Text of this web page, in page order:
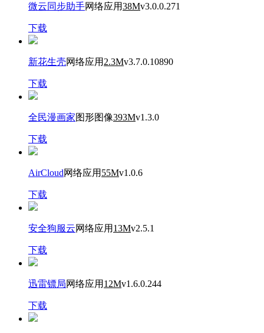
微云同步助手网络应用38Mv3.0.0.271
下载
新花生壳网络应用 2.3Mv3.7.0.10890
下载
全民漫画家图形图像393Mv1.3.0
下载
AirCloud网络应用 55Mv1.0.6
下载
安全狗服云网络应用 13Mv2.5.1
下载
迅雷镖局网络应用 12Mv1.6.0.244
下载